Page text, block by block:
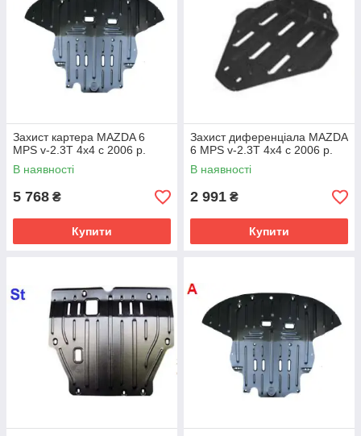
Захист картера MAZDA 6
MPS v-2.3T 4х4 c 2006 р.
В наявності
5 768 ₴
Купити
Захист диференціала MAZDA
6 MPS v-2.3T 4х4 c 2006 р.
В наявності
2 991 ₴
Купити